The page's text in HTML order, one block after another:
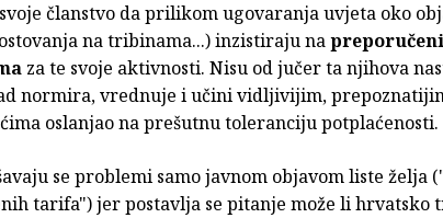
članstvo da prilikom ugovaranja uvjeta oko
na tribinama...) inzistiraju na
za te svoje aktivnosti. Nisu od jučer ta njihova
normira, vrednuje i učini vidljivijim,
oslanjao na prešutnu toleranciju potplaćenosti.
se problemi samo javnom objavom liste želja
tarifa") jer postavlja se pitanje može li hrvatsko